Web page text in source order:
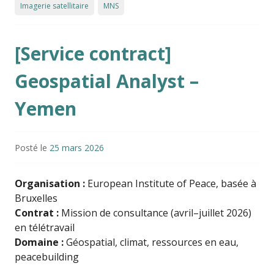
Imagerie satellitaire MNS
[Service contract]
Geospatial Analyst –
Yemen
Posté le 25 mars 2026
Organisation : European Institute of Peace, basée à
Bruxelles
Contrat : Mission de consultance (avril–juillet 2026)
en télétravail
Domaine :Géospatial, climat, ressources en eau,
peacebuilding